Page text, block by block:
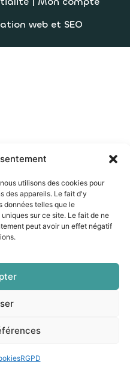
utilisons des cookies pour
des appareils. Le fait d'y
données telles que le
sur ce site. Le fait de ne
peut avoir un effet négatif
RGPD
web et SEO